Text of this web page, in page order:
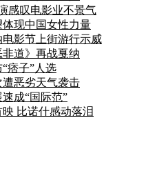
感叹电影业不景气
现中国女性力量
影节上街游行示威
道》再战戛纳
痞子”人选
恶劣天气袭击
成“国际范”
比诺什感动落泪